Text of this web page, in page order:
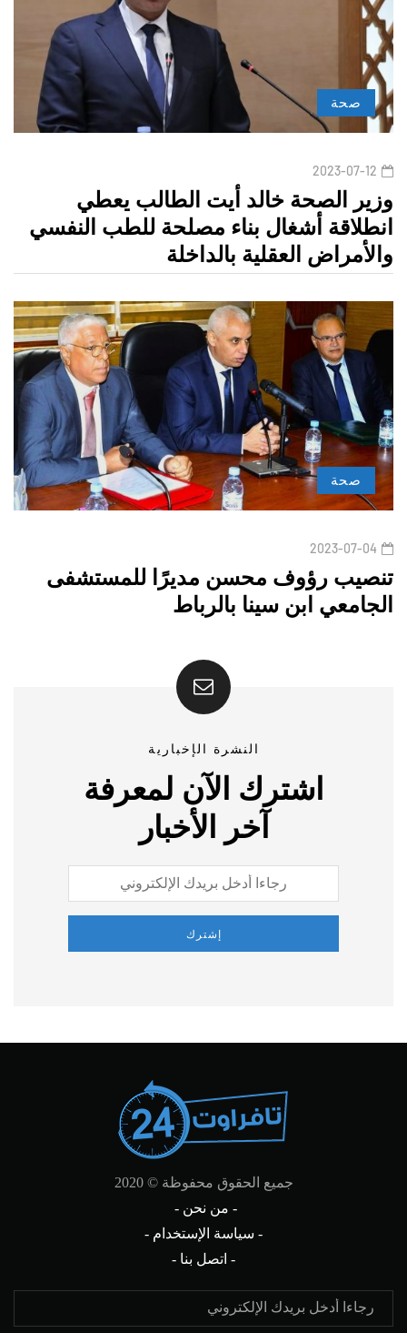
صحة
2023-07-12
وزير الصحة خالد أيت الطالب يعطي
انطلاقة أشغال بناء مصلحة للطب النفسي
والأمراض العقلية بالداخلة
صحة
2023-07-04
تنصيب رؤوف محسن مديرًا للمستشفى
الجامعي ابن سينا بالرباط
النشرة الإخبارية
اشترك الآن لمعرفة
آخر الأخبار
إشترك
جميع الحقوق محفوظة © 2020
- من نحن -
- سياسة الإستخدام -
- اتصل بنا -